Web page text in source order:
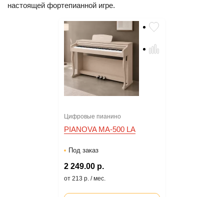
настоящей фортепианной игре.
Цифровые пианино
PIANOVA MA-500 LA
Под заказ
2 249.00 р.
от 213 р. / мес.